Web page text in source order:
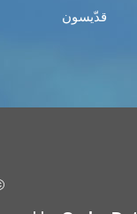
قدّيسون
© 2008 -